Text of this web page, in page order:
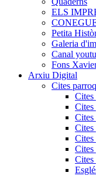
ELS
Petita
Galeria
Canal
Fons
Arxiu Digital
Cites
Cites
Cites
Cites
Cites
Cites
Cites
Cites